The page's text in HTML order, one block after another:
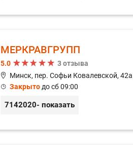
МЕРКРАВГРУПП
5.0
3 отзыва
Минск, пер. Софьи Ковалевской, 42а
Закрытодо сб 09:00
7142020- показать